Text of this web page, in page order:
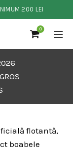
200 LEI
0
flotantă,
boabele